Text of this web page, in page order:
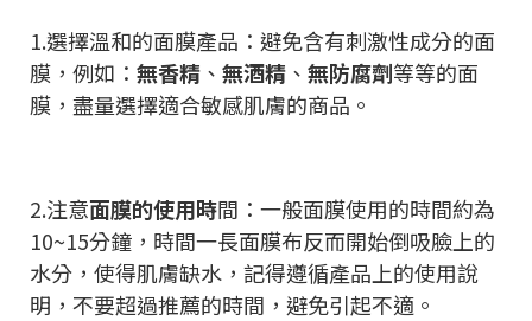
1.選擇溫和的面膜產品：避免含有刺激性成分的面
膜，例如： 無香精 、 無酒精 、 無防腐劑等等的面
膜，盡量選擇適合敏感肌膚的商品。
2.注意面膜的使用時間：一般面膜使用的時間約為
10~15分鐘，時間一長面膜布反而開始倒吸臉上的
水分，使得肌膚缺水，記得遵循產品上的使用說
明，不要超過推薦的時間，避免引起不適。